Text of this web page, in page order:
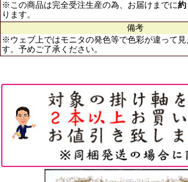
※この商品は完全受注生産の為、お届けまでに約
ります。
備考
※ウェブ上ではモニタの発色等で色彩が違って見
す。予めご了承ください。